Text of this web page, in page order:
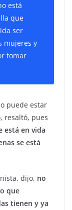
está
que
ser
mujeres y
tomar
puede estar
resaltó, pues
está en vida
se está
dijo, no
que
tienen y ya